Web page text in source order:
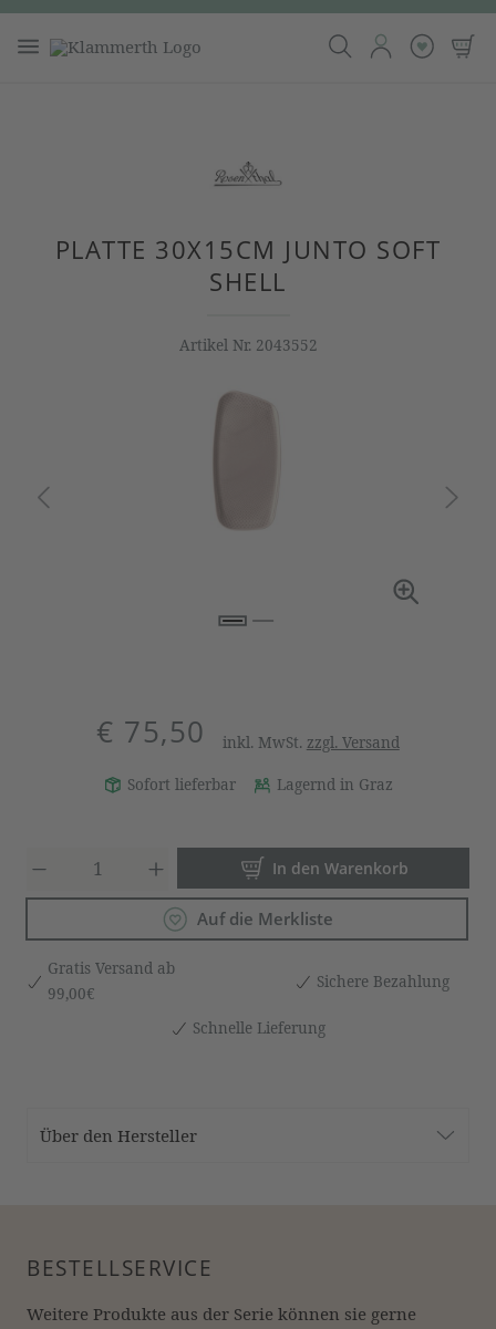
PLATTE 30X15CM JUNTO SOFT
SHELL
Artikel Nr. 2043552
€ 75,50 inkl. MwSt. zzgl. Versand
Sofort lieferbar Lagernd in Graz
Produkt Anzahl: Gib den
In den Warenkorb
Auf die Merkliste
Gratis Versand ab
99,00€
Sichere Bezahlung
Schnelle Lieferung
Über den Hersteller
BESTELLSERVICE
Weitere Produkte aus der Serie können sie gerne